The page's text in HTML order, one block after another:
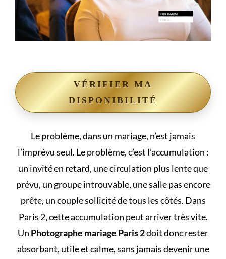
VÉRIFIER MA
DISPONIBILITÉ
Le problème, dans un mariage, n’est jamais
l’imprévu seul. Le problème, c’est l’accumulation :
un invité en retard, une circulation plus lente que
prévu, un groupe introuvable, une salle pas encore
prête, un couple sollicité de tous les côtés. Dans
Paris 2, cette accumulation peut arriver très vite.
Un Photographe mariage Paris 2doit donc rester
absorbant, utile et calme, sans jamais devenir une